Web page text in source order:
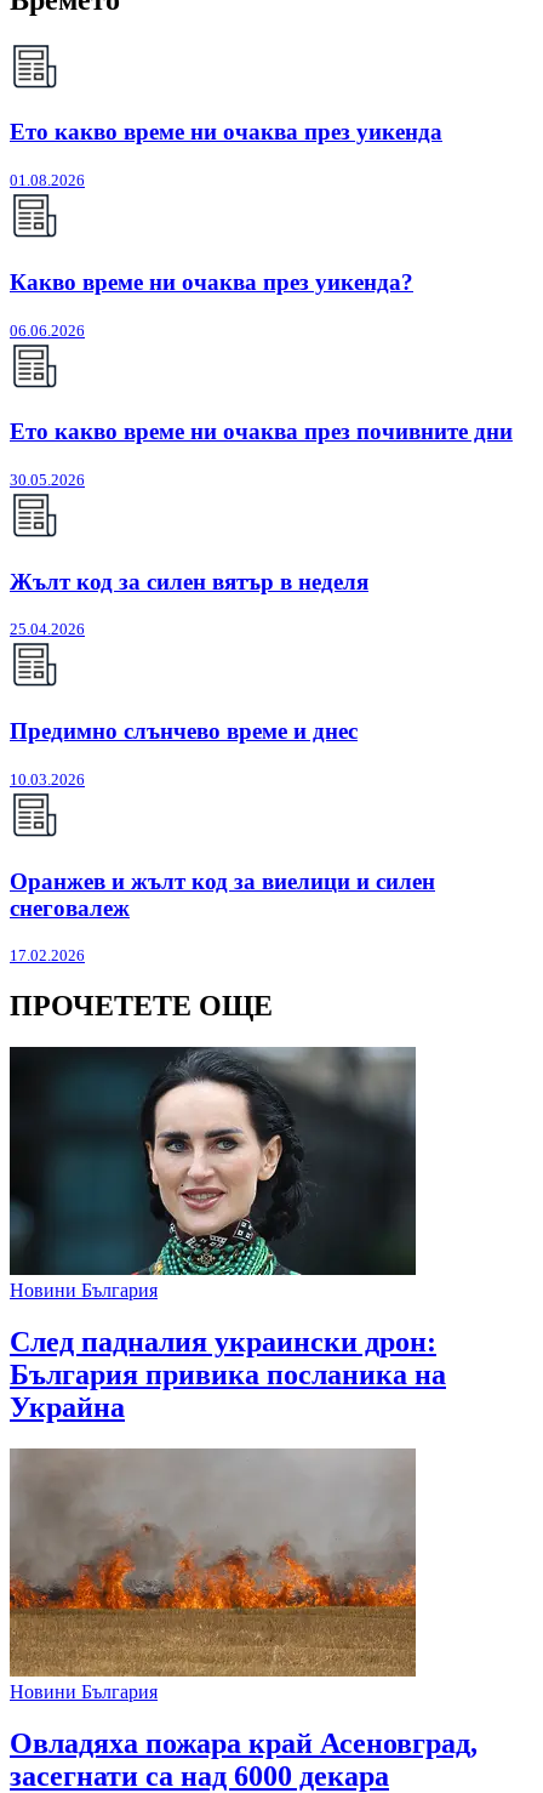
Ето какво време ни очаква през уикенда
01.08.2026
Какво време ни очаква през уикенда?
06.06.2026
Ето какво време ни очаква през почивните дни
30.05.2026
Жълт код за силен вятър в неделя
25.04.2026
Предимно слънчево време и днес
10.03.2026
Оранжев и жълт код за виелици и силен
снеговалеж
17.02.2026
ПРОЧЕТЕТЕ ОЩЕ
Новини България
След падналия украински дрон:
България привика посланика на
Украйна
Новини България
Овладяха пожара край Асеновград,
засегнати са над 6000 декара